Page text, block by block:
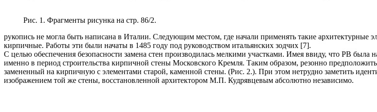
Рис. 1. Фрагменты рисунка на стр. 86/2.
рукопись не могла быть написана в Италии. Следующим местом, где начали применять такие
кирпичные. Работы эти были начаты в 1485 году под руководством итальянских зодчих [7].
С целью обеспечения безопасности замена стен производилась мелкими участками. Имея ввиду, что РВ
именно в период строительства кирпичной стены Московского Кремля. Таким образом, резонно
замененный на кирпичную с элементами старой, каменной стены. (Рис. 2.). При этом нетрудно заметить
изображением той же стены, восстановленной архитектором М.П. Кудрявцевым абсолютно независимо.